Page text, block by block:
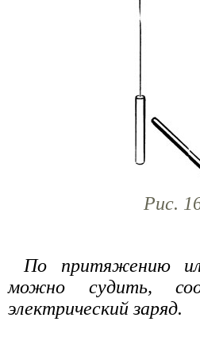
Рис.
По притяжению
можно судить,
электрический заряд.